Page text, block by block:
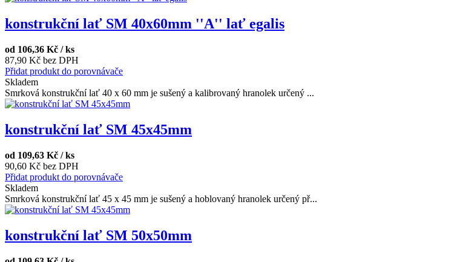
konstrukční lať SM 40x60mm ''A'' lať egalis
od 106,36 Kč / ks
87,90 Kč bez DPH
Přidat produkt do porovnávače
Skladem
Smrková konstrukční lať 40 x 60 mm je sušený a kalibrovaný hranolek určený ...
konstrukční lať SM 45x45mm
od 109,63 Kč / ks
90,60 Kč bez DPH
Přidat produkt do porovnávače
Skladem
Smrková konstrukční lať 45 x 45 mm je sušený a hoblovaný hranolek určený př...
konstrukční lať SM 50x50mm